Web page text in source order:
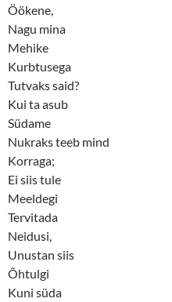
Öökene,
Nagu mina
Mehike
Kurbtusega
Tutvaks said?
Kui ta asub
Südame
Nukraks teeb mind
Korraga;
Ei siis tule
Meeldegi
Tervitada
Neidusi,
Unustan siis
Õhtulgi
Kuni süda